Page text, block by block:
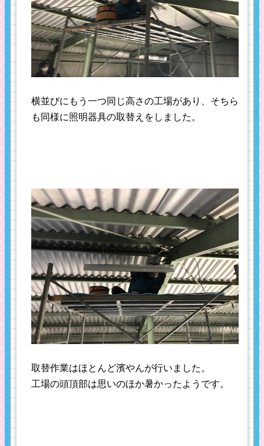
横並びにもう一つ同じ高さの工場があり、そちら
も同様に照明器具の取替えをしました。
取替作業はほとんど濱やんが行いました。
工場の頭頂部は思いのほか暑かったようです。